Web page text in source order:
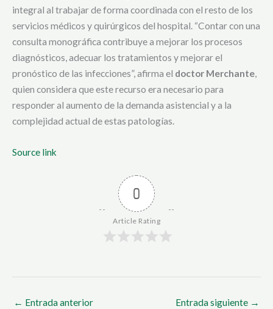
integral al trabajar de forma coordinada con el resto de los
servicios médicos y quirúrgicos del hospital. “Contar con una
consulta monográfica contribuye a mejorar los procesos
diagnósticos, adecuar los tratamientos y mejorar el
pronóstico de las infecciones”, afirma el doctor Merchante,
quien considera que este recurso era necesario para
responder al aumento de la demanda asistencial y a la
complejidad actual de estas patologías.
Source link
0
Article Rating
← Entrada anterior Entrada siguiente →